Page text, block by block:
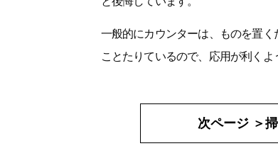
一般的にカウンターは、ものを置
ことたりているので、応用が利く
次ページ ＞